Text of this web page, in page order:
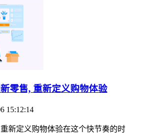
零售, 重新定义购物体验
15:12:14
新定义购物体验在这个快节奏的时